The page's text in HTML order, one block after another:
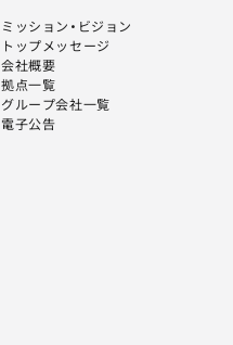
ミッション・ビジョン
トップメッセージ
会社概要
拠点一覧
グループ会社一覧
電子公告